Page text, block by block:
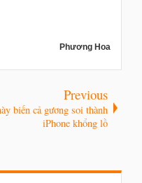
Phương Hoa
Previous
biến cả gương soi thành
iPhone khổng lồ